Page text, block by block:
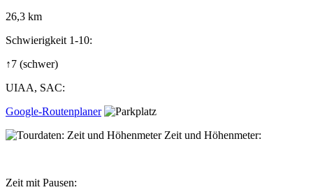
26,3 km
Schwierigkeit 1-10:
↑7 (schwer)
UIAA, SAC:
Google-Routenplaner
Zeit und Höhenmeter:
Zeit mit Pausen: